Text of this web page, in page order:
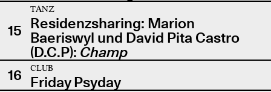
15
TANZ
Residenzsharing: Marion
Baeriswyl und David Pita Castro
(D.C.P): Champ
16
CLUB
Friday Psyday